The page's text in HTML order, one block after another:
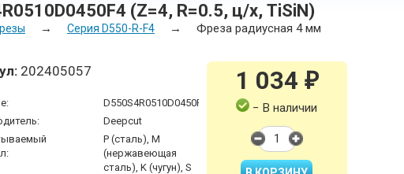
(Z=4, R=0.5, ц/х, TiSiN)
→ Серия D550-R-F4 →
Фреза радиусная 4 мм
202405057
D550S4R0510D0450F4
Deepcut
P (сталь), M
(нержавеющая
сталь), K (чугун), S
1 034 ₽
− В наличии